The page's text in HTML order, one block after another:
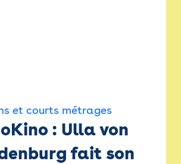
et courts métrages
: Ulla von
fait son